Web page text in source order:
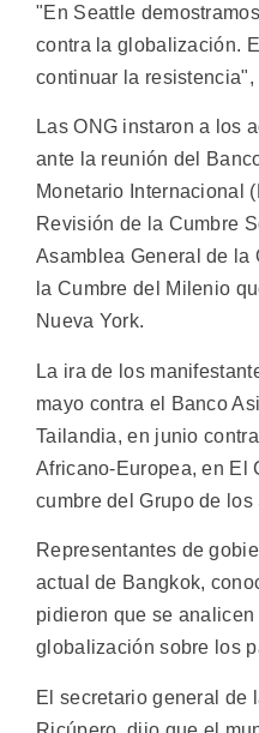
"En Seattle
contra la globalización.
continuar la resistencia",
Las ONG instaron a los
ante la reunión del
Monetario Internacional
Revisión de la Cumbre
Asamblea General de la
la Cumbre del Milenio
Nueva York.
La ira de los
mayo contra el Banco
Tailandia, en junio
Africano-Europea, en El
cumbre del Grupo de
Representantes de
actual de Bangkok,
pidieron que se
globalización sobre los
El secretario general de